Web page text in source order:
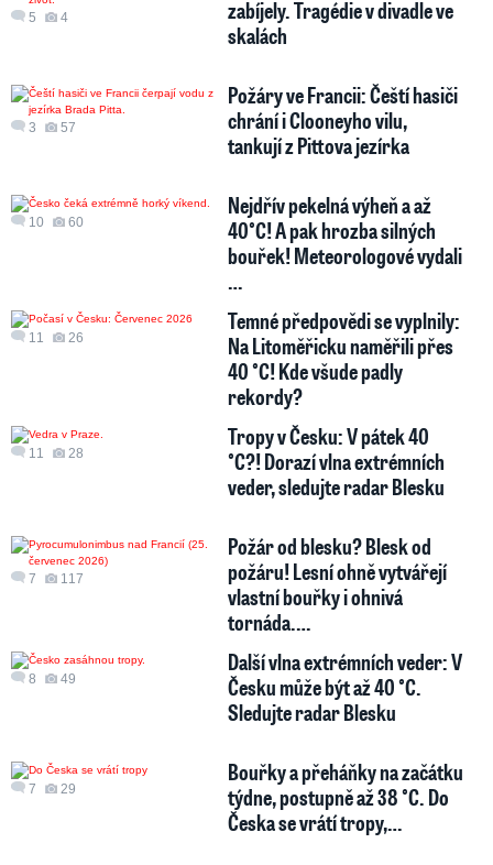
5 4
zabíjely. Tragédie v divadle ve
skalách
3 57
Požáry ve Francii: Čeští hasiči
chrání i Clooneyho vilu,
tankují z Pittova jezírka
10 60
Nejdřív pekelná výheň a až
40°C! A pak hrozba silných
bouřek! Meteorologové vydali
…
11 26
Temné předpovědi se vyplnily:
Na Litoměřicku naměřili přes
40 °C! Kde všude padly
rekordy?
11 28
Tropy v Česku: V pátek 40
°C?! Dorazí vlna extrémních
veder, sledujte radar Blesku
7 117
Požár od blesku? Blesk od
požáru! Lesní ohně vytvářejí
vlastní bouřky i ohnivá
tornáda.…
8 49
Další vlna extrémních veder: V
Česku může být až 40 °C.
Sledujte radar Blesku
7 29
Bouřky a přeháňky na začátku
týdne, postupně až 38 °C. Do
Česka se vrátí tropy,…